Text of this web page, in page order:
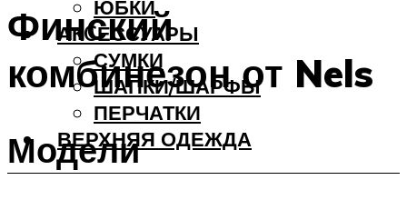
ЮБКИ
АКCЕССУАРЫ
СУМКИ
ШАПКИ/ШАРФЫ
ПЕРЧАТКИ
ВЕРХНЯЯ ОДЕЖДА
Финский
комбинезон от Nels
Модели